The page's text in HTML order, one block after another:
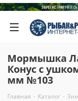
Мормышка
Конус с
мм №103
Главная - Каталог -